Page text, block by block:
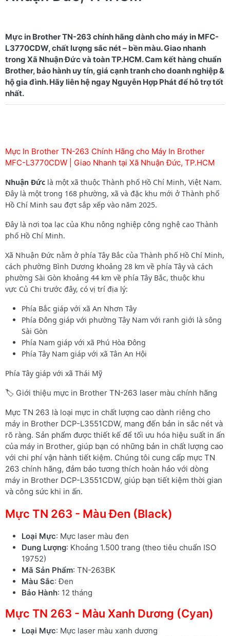
Mực in Brother TN-263 chính hãng dành cho máy in MFC-
L3770CDW, chất lượng sắc nét – bền màu. Giao nhanh
trong Xã Nhuận Đức và toàn TP.HCM. Cam kết hàng chuẩn
Brother, bảo hành uy tín, giá cạnh tranh cho doanh nghiệp &
hộ gia đình. Hãy liên hệ ngay Nguyễn Hợp Phát để hỗ trợ tốt
Mực In Brother TN-263 Chính Hãng cho Máy In Brother
MFC-L3770CDW | Giao Nhanh tại Xã Nhuận Đức, TP.HCM
Nhuận Đức là một xã thuộc Thành phố Hồ Chí Minh, Việt Nam.
Đây là một trong 168 phường, xã và đặc khu mới ở Thành phố
Hồ Chí Minh sau đợt sắp xếp vào năm 2025.
Đây là nơi tọa lạc của Khu nông nghiệp công nghệ cao Thành
phố Hồ Chí Minh.
Xã Nhuận Đức nằm ở phía Tây Bắc của Thành phố Hồ Chí Minh,
cách phường Bình Dương khoảng 28 km về phía Tây và cách
phường Sài Gòn khoảng 44 km về phía Tây Bắc, thuộc khu
vực Củ Chi trước đây, có vị trí địa lý:
Phía Bắc giáp với xã An Nhơn Tây
Phía Đông giáp với phường Tây Nam với ranh giới là sông
Sài Gòn
Phía Nam giáp với xã Phú Hòa Đông
Phía Tây Nam giáp với xã Tân An Hội
Phía Tây giáp với xã Thái Mỹ
🏷️ Giới thiệu mực in Brother TN-263 laser màu chính hãng
Mực TN 263 là loại mực in chất lượng cao dành riêng cho
máy in Brother DCP-L3551CDW, mang đến bản in sắc nét và
rõ ràng. Sản phẩm được thiết kế để tối ưu hóa hiệu suất in ấn
của máy in Brother, giúp bạn có những bản in chất lượng cao
với chi phí vận hành tiết kiệm. Chúng tôi cung cấp mực TN
263 chính hãng, đảm bảo tương thích hoàn hảo với dòng
máy in Brother DCP-L3551CDW, giúp bạn tiết kiệm thời gian
và công sức khi in ấn.
Mực TN 263 - Màu Đen (Black)
Loại Mực: Mực laser màu đen
Dung Lượng: Khoảng 1.500 trang (theo tiêu chuẩn ISO
19752)
Mã Sản Phẩm: TN-263BK
Màu Sắc: Đen
Bảo Hành: 12 tháng
Mực TN 263 - Màu Xanh Dương (Cyan)
Loại Mực: Mực laser màu xanh dương